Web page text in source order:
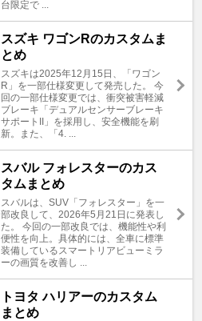
台限定で ...
スズキ ワゴンRのカスタムま
とめ
スズキは2025年12月15日、「ワゴン
R」を一部仕様変更して発売した。 今
回の一部仕様変更では、衝突被害軽減
ブレーキ「デュアルセンサーブレーキ
サポートII」を採用し、安全機能を刷
新。また、「4. ...
スバル フォレスターのカス
タムまとめ
スバルは、SUV「フォレスター」を一
部改良して、2026年5月21日に発表し
た。 今回の一部改良では、機能性や利
便性を向上。具体的には、全車に標準
装備しているスマートリアビューミラ
ーの画質を改善し ...
トヨタ ハリアーのカスタム
まとめ